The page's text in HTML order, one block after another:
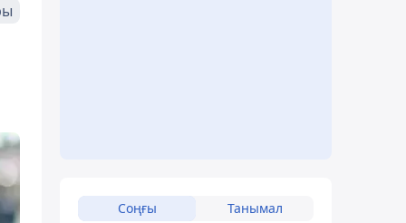
Соңғы Танымал